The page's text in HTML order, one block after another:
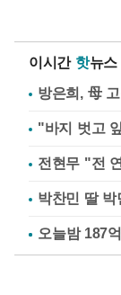
이시간 핫뉴스
방은희, 母
"바지 벗고
전현무 "전
박찬민 딸 박